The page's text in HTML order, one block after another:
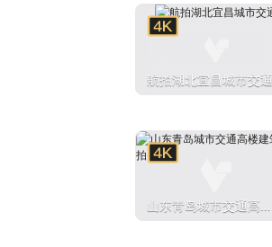
航拍湖北宜昌城市交通
山东青岛城市交通高楼